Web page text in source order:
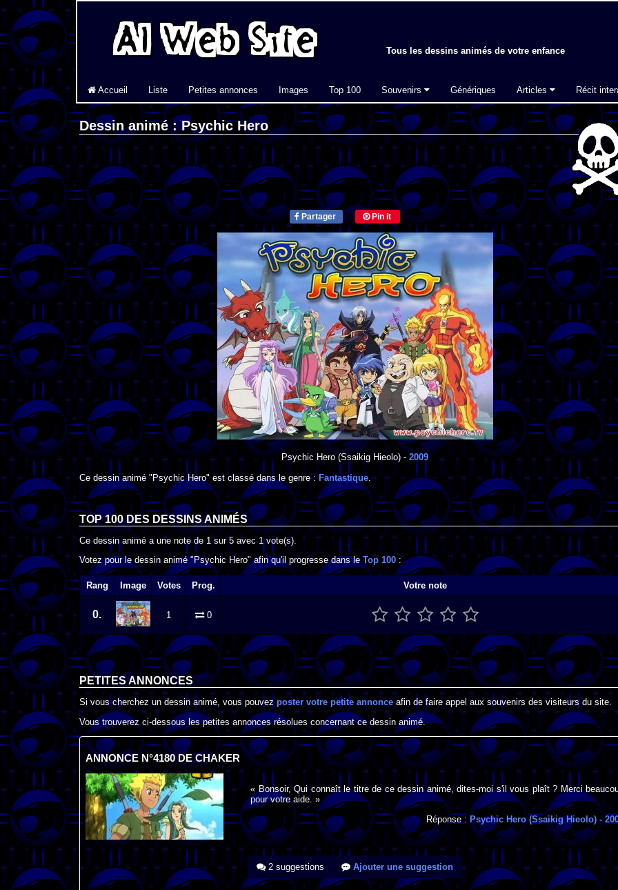
Tous les dessins animés de votre enfance
Accueil Liste Petites annonces Images Top 100 Souvenirs Génériques Articles Récit
Dessin animé : Psychic Hero
Partager Pin it
Psychic Hero(Ssaikig Hieolo) -2009
Ce dessin animé "Psychic Hero" est classé dans le genre : Fantastique.
TOP 100 DES DESSINS ANIMÉS
Ce dessin animé a une note de 1sur5 avec 1vote(s).
Votez pour le dessin animé "Psychic Hero" afin qu'il progresse dans leTop 100 :
Rang Image Votes Prog. Votre note
0. 1 0
PETITES ANNONCES
Si vous cherchez un dessin animé, vous pouvez poster votre petite annonce afin de faire appel aux souvenirs des visiteurs du site.
Vous trouverez ci-dessous les petites annonces résolues concernant ce dessin animé.
ANNONCE N°4180 DE CHAKER
« Bonsoir, Qui connaît le titre de ce dessin animé, dites-moi s'il vous plaît ? Merci
pour votre aide. »
Réponse :Psychic Hero (Ssaikig Hieolo) -
2 suggestions Ajouter une suggestion